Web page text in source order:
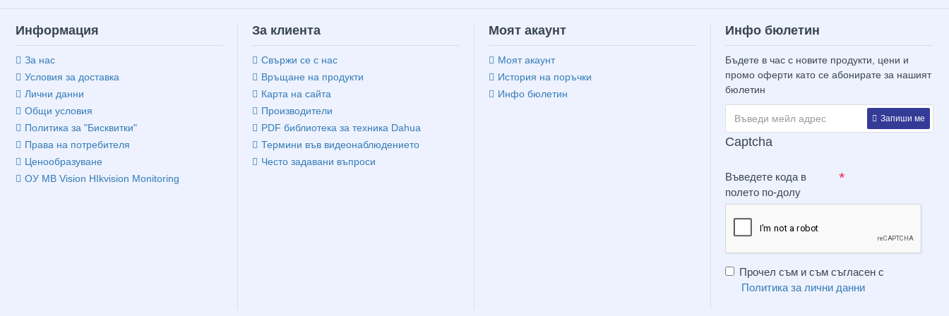
Информация
За нас
Условия за доставка
Лични данни
Общи условия
Политика за "Бисквитки"
Права на потребителя
Ценообразуване
ОУ MB Vision HIkvision Monitoring
За клиента
Свържи се с нас
Връщане на продукти
Карта на сайта
Производители
PDF библиотека за техника Dahua
Термини във видеонаблюдението
Често задавани въпроси
Моят акаунт
Моят акаунт
История на поръчки
Инфо бюлетин
Инфо бюлетин
Бъдете в час с новите продукти, цени и
промо оферти като се абонирате за нашият
бюлетин
Запиши ме
Captcha
Въведете кода в
полето по-долу
Прочел съм и съм съгласен с
Политика за лични данни